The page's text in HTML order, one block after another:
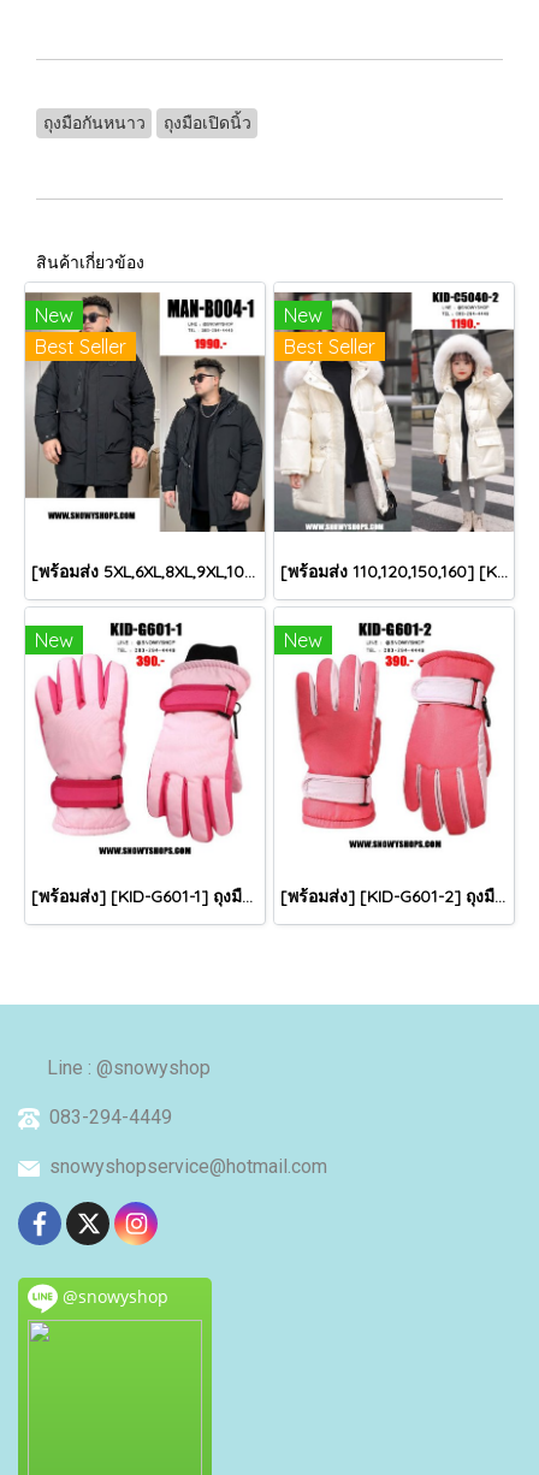
ถุงมือกันหนาว ถุงมือเปิดนิ้ว
สินค้าเกี่ยวข้อง
New
Best Seller
[พร้อมส่ง 5XL,6XL,8XL,9XL,10XL] [Man-B004-1] Down Jackets BigSize เสื้อโค้ทขนเป็ดกันหนาวสีดำชายไซด์ใหญ่ มีหมวกฮู้ด ซิปด้านหน้า กันน้ำ ใส่กันหนาวติดลบได้อย่างดี
New
Best Seller
[พร้อมส่ง 110,120,150,160] [KID-C5040-2] เสื้อโค้ทกันหนาวเด็กขนเป็ดสีขาว แขนยาว มีกระเป๋าสองข้าง แบบซิปด้านหน้า หมวกฮู้ดติดเฟอร์ฟรุ้งฟริ้งใส่ติดลบกันหนาว เล่นหิมะได้ค่ะ
New
[พร้อมส่ง] [KID-G601-1] ถุงมือกันหนาวเด็กสีชมพูอ่อน ซับขนด้านใน ใส่กันหนาวเล่นหิมะได้ (เหมาะสำหรับเด็ก 3-5ขวบ)
New
[พร้อมส่ง] [KID-G601-2] ถุงมือกันหนาวเด็กสีชมพูเข้ม ซับขนด้านใน ใส่กันหนาวเล่นหิมะได้ (เหมาะสำหรับเด็ก 3-5ขวบ)
Line : @snowyshop
083-294-4449
snowyshopservice@hotmail.com
@snowyshop